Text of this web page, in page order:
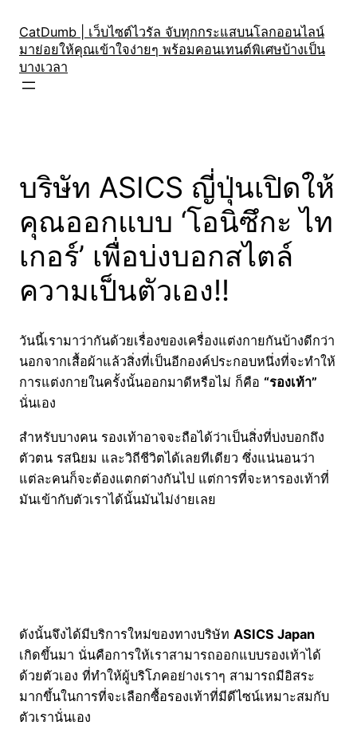
content
CatDumb | เว็บไซต์ไวรัล จับทุกกระแสบนโลกออนไลน์
มาย่อยให้คุณเข้าใจง่ายๆ พร้อมคอนเทนต์พิเศษบ้างเป็น
บางเวลา
บริษัท ASICS ญี่ปุ่นเปิดให้
คุณออกแบบ ‘โอนิซึกะ ไท
เกอร์’ เพื่อบ่งบอกสไตล์
ความเป็นตัวเอง!!
วันนี้เรามาว่ากันด้วยเรื่องของเครื่องแต่งกายกันบ้างดีกว่า
นอกจากเสื้อผ้าแล้วสิ่งที่เป็นอีกองค์ประกอบหนึ่งที่จะทำให้
การแต่งกายในครั้งนั้นออกมาดีหรือไม่ ก็คือ “รองเท้า”
นั่นเอง
สำหรับบางคน รองเท้าอาจจะถือได้ว่าเป็นสิ่งที่บ่งบอกถึง
ตัวตน รสนิยม และวิถีชีวิตได้เลยทีเดียว ซึ่งแน่นอนว่า
แต่ละคนก็จะต้องแตกต่างกันไป แต่การที่จะหารองเท้าที่
มันเข้ากับตัวเราได้นั้นมันไม่ง่ายเลย
ดังนั้นจึงได้มีบริการใหม่ของทางบริษัท ASICS Japan
เกิดขึ้นมา นั่นคือการให้เราสามารถออกแบบรองเท้าได้
ด้วยตัวเอง ที่ทำให้ผู้บริโภคอย่างเราๆ สามารถมีอิสระ
มากขึ้นในการที่จะเลือกซื้อรองเท้าที่มีดีไซน์เหมาะสมกับ
ตัวเรานั่นเอง